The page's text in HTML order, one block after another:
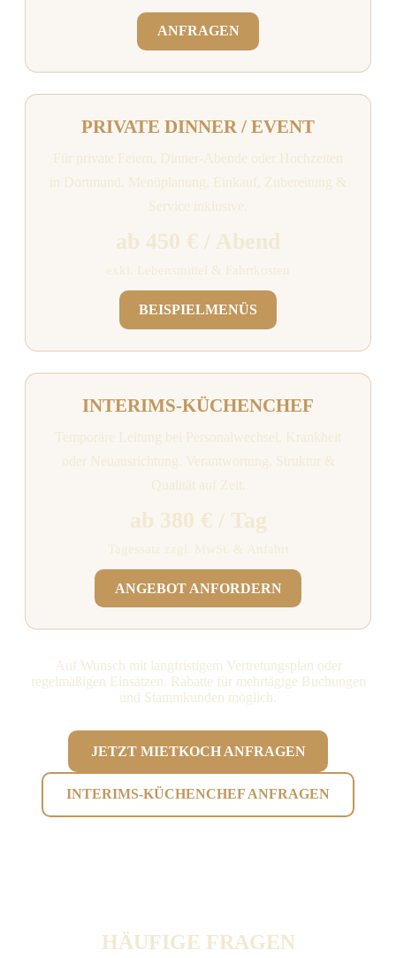
ANFRAGEN
PRIVATE DINNER / EVENT
Für private Feiern, Dinner-Abende oder Hochzeiten
in Dortmund. Menüplanung, Einkauf, Zubereitung &
Service inklusive.
ab 450 € / Abend
exkl. Lebensmittel & Fahrtkosten
BEISPIELMENÜS
INTERIMS-KÜCHENCHEF
Temporäre Leitung bei Personalwechsel, Krankheit
oder Neuausrichtung. Verantwortung, Struktur &
Qualität auf Zeit.
ab 380 € / Tag
Tagessatz zzgl. MwSt. & Anfahrt
ANGEBOT ANFORDERN
Auf Wunsch mit langfristigem Vertretungsplan oder
regelmäßigen Einsätzen. Rabatte für mehrtägige Buchungen
und Stammkunden möglich.
JETZT MIETKOCH ANFRAGEN
INTERIMS-KÜCHENCHEF ANFRAGEN
HÄUFIGE FRAGEN